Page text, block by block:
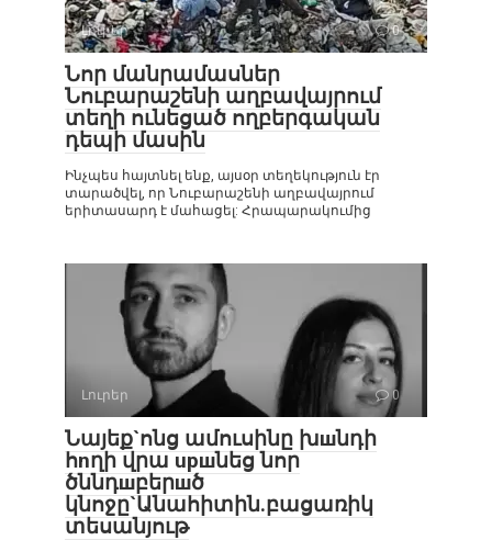
Լուրեր 0
Նոր մանրամասներ
Նուբարաշենի աղբավայրում
տեղի ունեցած ողբերգական
դեպի մասին
Ինչպես հայտնել ենք, այսօր տեղեկություն էր
տարածվել, որ Նուբարաշենի աղբավայրում
երիտասարդ է մահացել: Հրապարակումից
Լուրեր 0
Նայեք`ոնց ամուսինը խшնդի
հnղի վրա upшնեց նոր
ծննդшբերшծ
կնոջը`Անահիտին.բացառիկ
տեսանյութ